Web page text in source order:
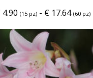
4.90 (15 pz)- €17.64 (60 pz)